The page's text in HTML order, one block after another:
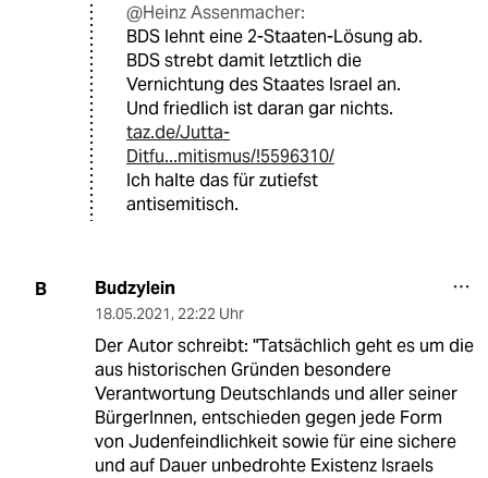
@Heinz Assenmacher:
BDS lehnt eine 2-Staaten-Lösung ab.
BDS strebt damit letztlich die
Vernichtung des Staates Israel an.
Und friedlich ist daran gar nichts.
taz.de/Jutta-
Ditfu...mitismus/!5596310/
Ich halte das für zutiefst
antisemitisch.
B Budzylein
18.05.2021, 22:22 Uhr
Der Autor schreibt: "Tatsächlich geht es um die
aus historischen Gründen besondere
Verantwortung Deutschlands und aller seiner
BürgerInnen, entschieden gegen jede Form
von Judenfeindlichkeit sowie für eine sichere
und auf Dauer unbedrohte Existenz Israels